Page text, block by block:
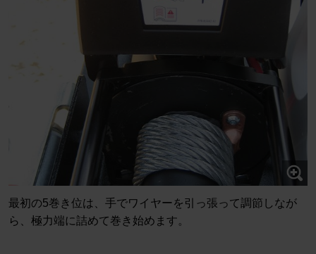
最初の5巻き位は、手でワイヤーを引っ張って調節しなが
ら、極力端に詰めて巻き始めます。